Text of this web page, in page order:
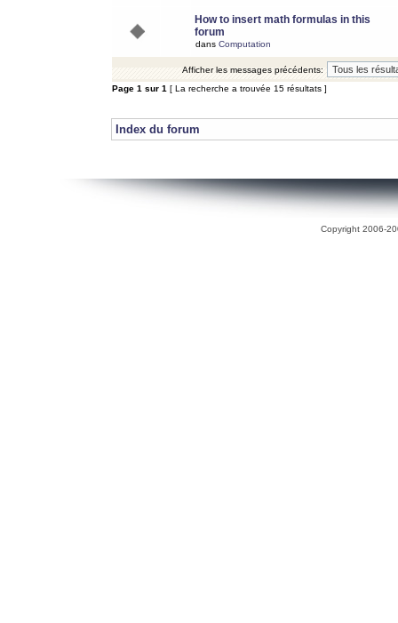
How to insert math formulas in this
forum
dans Computation
Afficher les messages précédents:
Page 1 sur 1 [ La recherche a trouvée 15 résultats ]
Index du forum
Copyright 2006-